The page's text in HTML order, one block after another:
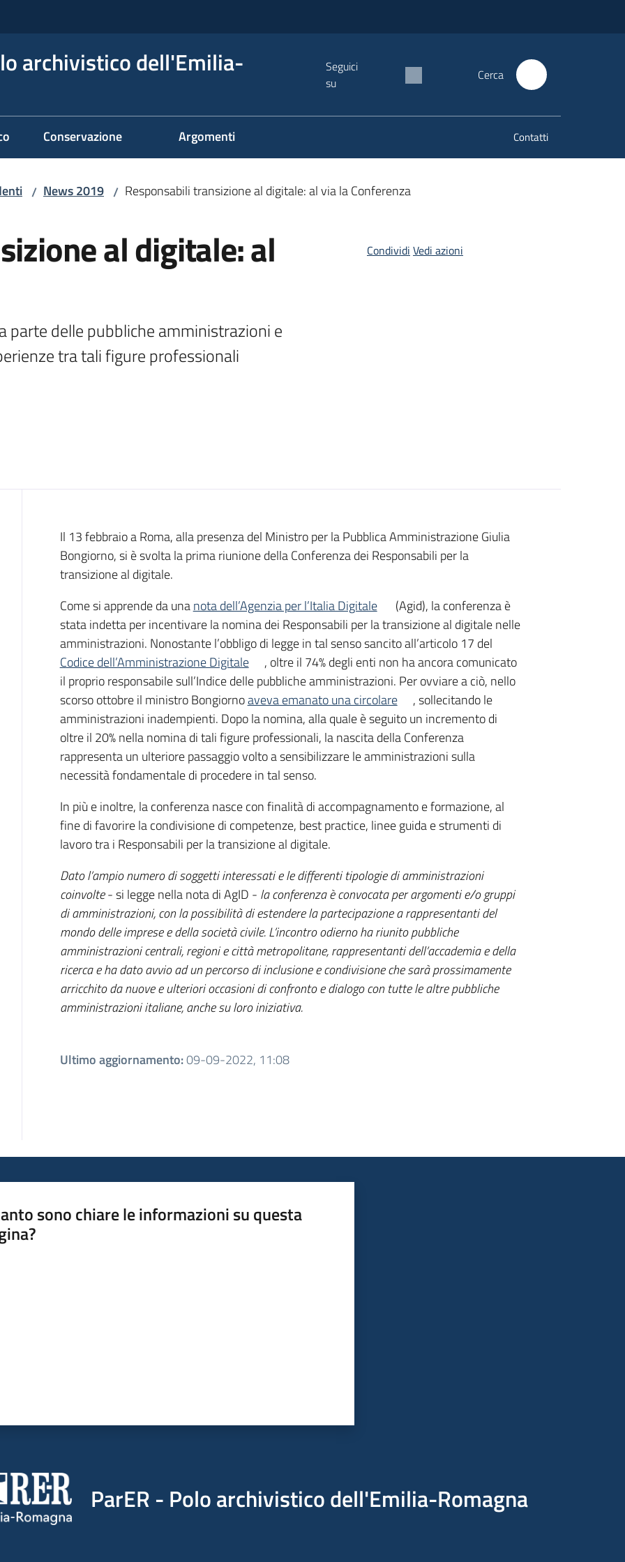
archivistico dell'Emilia-
Seguici
su
Cerca
Conservazione Argomenti Contatti
/ News 2019 / Responsabili transizione al digitale: al via la Conferenza
al digitale: al
parte delle pubbliche amministrazioni e
tra tali figure professionali
Condividi Vedi azioni
Introduzione
Il 13 febbraio a Roma, alla presenza del Ministro per la Pubblica Amministrazione Giulia
Bongiorno, si è svolta la prima riunione della Conferenza dei Responsabili per la
transizione al digitale.
Come si apprende da unanota dell’Agenzia per l’Italia Digitale
(Agid), la conferenza è
stata indetta per incentivare la nomina dei Responsabili per la transizione al digitale nelle
amministrazioni. Nonostante l’obbligo di legge in tal senso sancito all’articolo 17 del
Codice dell’Amministrazione Digitale
, oltre il 74% degli enti non ha ancora comunicato
il proprio responsabile sull’Indice delle pubbliche amministrazioni. Per ovviare a ciò, nello
scorso ottobre il ministro Bongiornoaveva emanato una circolare
, sollecitando le
amministrazioni inadempienti. Dopo la nomina, alla quale è seguito un incremento di
oltre il 20% nella nomina di tali figure professionali, la nascita della Conferenza
rappresenta un ulteriore passaggio volto a sensibilizzare le amministrazioni sulla
necessità fondamentale di procedere in tal senso.
In più e inoltre, la conferenza nasce con finalità di accompagnamento e formazione, al
fine di favorire la condivisione di competenze, best practice, linee guida e strumenti di
lavoro tra i Responsabili per la transizione al digitale.
Dato l’ampio numero di soggetti interessati e le differenti tipologie di amministrazioni
coinvolte- si legge nella nota di AgID - la conferenza è convocata per argomenti e/o gruppi
di amministrazioni, con la possibilità di estendere la partecipazione a rappresentanti del
mondo delle imprese e della società civile. L’incontro odierno ha riunito pubbliche
amministrazioni centrali, regioni e città metropolitane, rappresentanti dell’accademia e della
ricerca e ha dato avvio ad un percorso di inclusione e condivisione che sarà prossimamente
arricchito da nuove e ulteriori occasioni di confronto e dialogo con tutte le altre pubbliche
amministrazioni italiane, anche su loro iniziativa.
Ultimo aggiornamento:09-09-2022, 11:08
sono chiare le informazioni su questa
ParER - Polo archivistico dell'Emilia-Romagna